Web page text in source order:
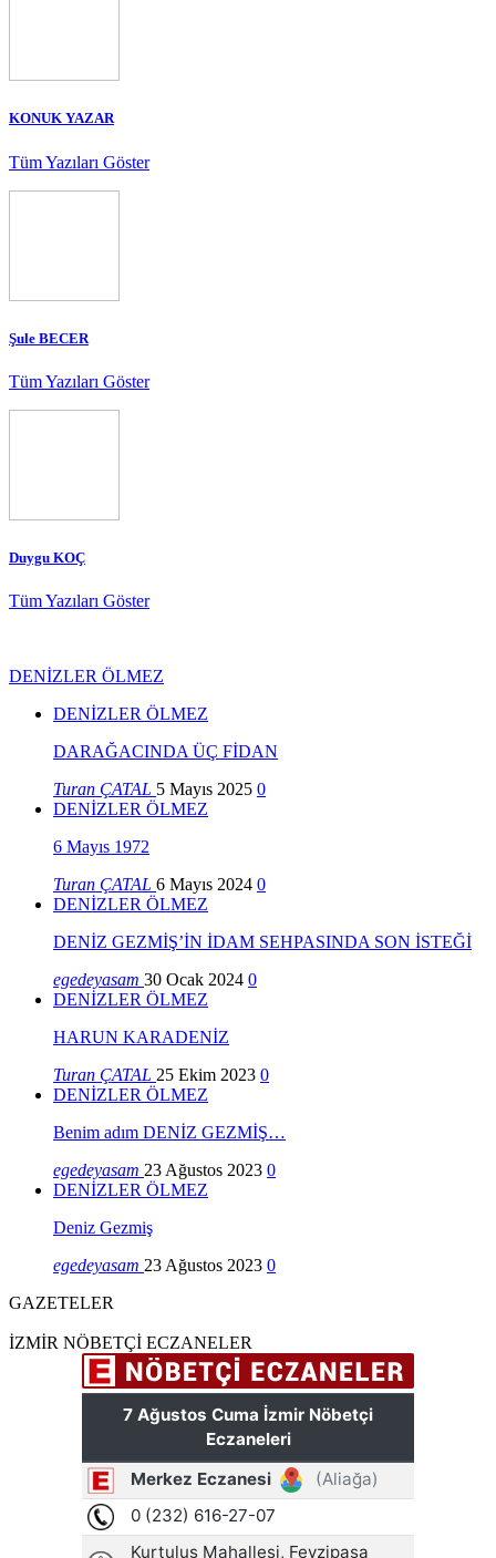
KONUK YAZAR
Tüm Yazıları Göster
Şule BECER
Tüm Yazıları Göster
Duygu KOÇ
Tüm Yazıları Göster
DENİZLER ÖLMEZ
DENİZLER ÖLMEZ
DARAĞACINDA ÜÇ FİDAN
Turan ÇATAL 5 Mayıs 2025 0
DENİZLER ÖLMEZ
6 Mayıs 1972
Turan ÇATAL 6 Mayıs 2024 0
DENİZLER ÖLMEZ
DENİZ GEZMİŞ’İN İDAM SEHPASINDA SON İSTEĞİ
egedeyasam 30 Ocak 2024 0
DENİZLER ÖLMEZ
HARUN KARADENİZ
Turan ÇATAL 25 Ekim 2023 0
DENİZLER ÖLMEZ
Benim adım DENİZ GEZMİŞ…
egedeyasam 23 Ağustos 2023 0
DENİZLER ÖLMEZ
Deniz Gezmiş
egedeyasam 23 Ağustos 2023 0
GAZETELER
İZMİR NÖBETÇİ ECZANELER